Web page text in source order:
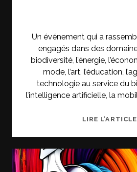
Un événement qui a
engagés dans des
biodiversité, l’énergie,
mode, l’art, l’éducation,
technologie au service du
l’intelligence artificielle, la
LIRE L’ARTICLE